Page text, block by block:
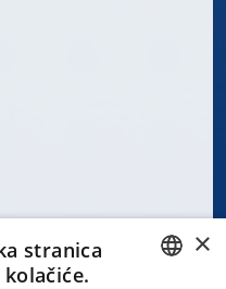
×
stranica